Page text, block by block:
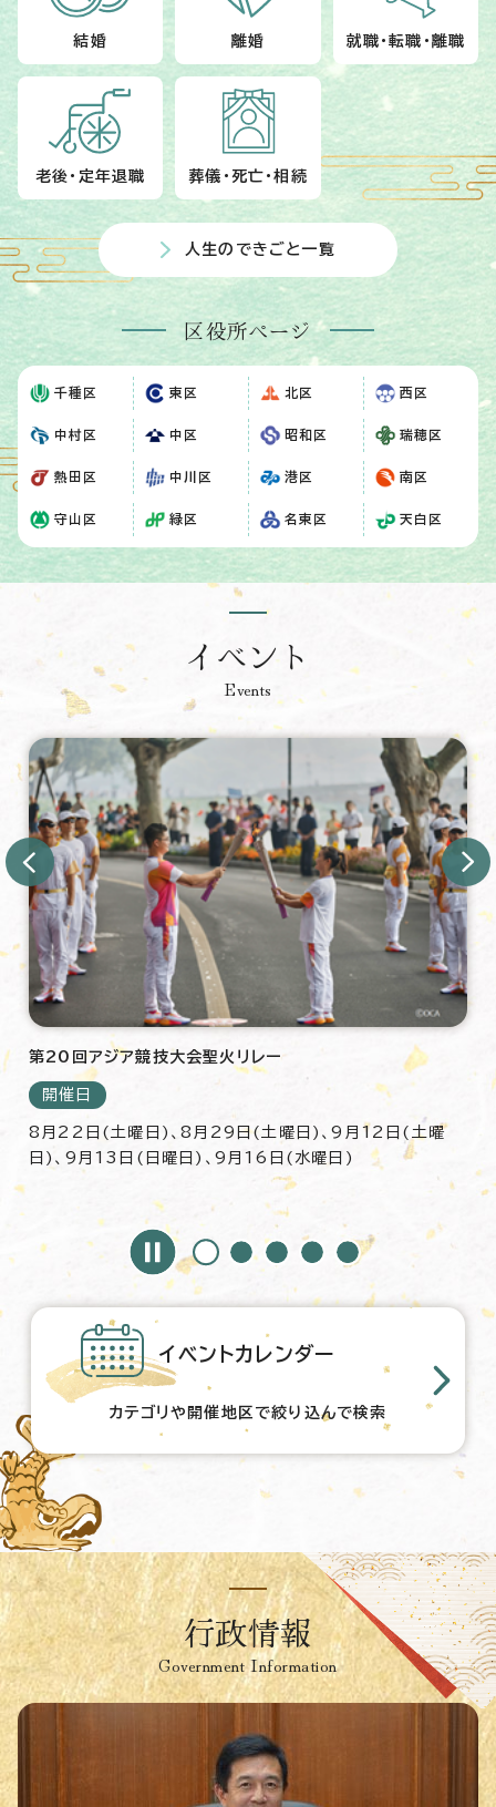
結婚 離婚 就職・転職・離職
老後・定年退職 葬儀・死亡・相続
人生のできごと一覧
区役所ページ
千種区 東区 北区 西区
中村区 中区 昭和区 瑞穂区
熱田区 中川区 港区 南区
守山区 緑区 名東区 天白区
イベント
Events
「木に触れて森を学ぶSDGsワークショップ」参加者募集！
開催日
8月22日(土曜日)
イベントカレンダー
カテゴリや開催地区で絞り込んで検索
行政情報
Government Information